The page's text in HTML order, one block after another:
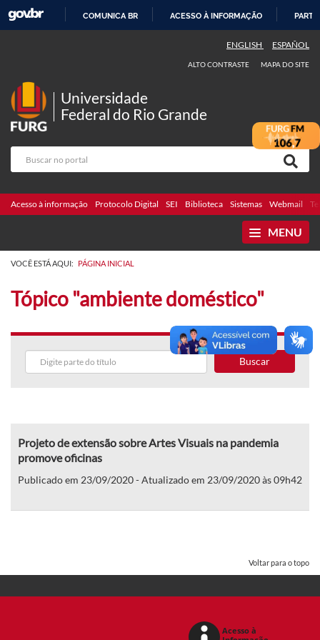
COMUNICA BR ACESSO À INFORMAÇÃO
ENGLISH ESPAÑOL
ALTO CONTRASTE MAPA DO SITE
Universidade
Federal do Rio Grande
Acesso à informação Protocolo Digital SEI Biblioteca Sistemas Webmail
MENU
VOCÊ ESTÁ AQUI: PÁGINA INICIAL
Tópico "ambiente doméstico"
Buscar
Projeto de extensão sobre Artes Visuais na pandemia
promove oficinas
Publicado em 23/09/2020 - Atualizado em 23/09/2020 às 09h42
Voltar para o topo